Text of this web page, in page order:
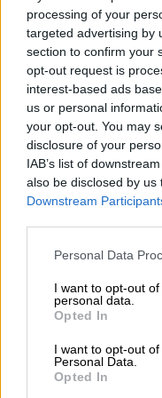
processing of your
targeted advertising by
section to confirm your
opt-out request is
interest-based ads
us or personal
your opt-out. You may
disclosure of your
IAB’s list of
also be disclosed by
Downstream
Please note that this
not limited to your visit
grant or deny consent
use your data for
consent section.
Personal Data
I want to opt-out
personal data.
Opted In
I want to opt-out
Personal Data.
Opted In
προκειμένου να
τερματισμό των
Ουκρανία,
Ο βασικός όρος
των ουκρανικών
ανατολική
Μόσχα θα
Ντονέτσκ, του
ΟΠούτιν
Γουίτκοφ, κατά
η ρωσική
κατάπαυση του
αποσύρει τις
από ολόκληρη